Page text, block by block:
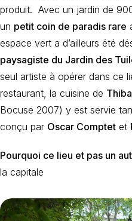
produit. Avec un jardin de
un petit coin de paradis rare
espace vert a d’ailleurs été
paysagiste du Jardin des
seul artiste à opérer dans ce
restaurant, la cuisine de
Bocuse 2007) y est servie
conçu par Oscar Comptet et
Pourquoi ce lieu et pas un
la capitale